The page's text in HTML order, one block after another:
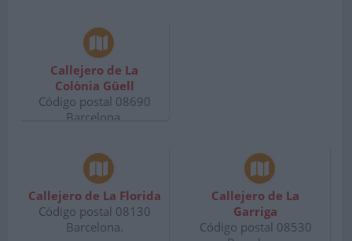
Callejero de La
Colònia Güell
Código postal 08690
Barcelona.
Callejero de La Florida
Código postal 08130
Barcelona.
Callejero de La
Garriga
Código postal 08530